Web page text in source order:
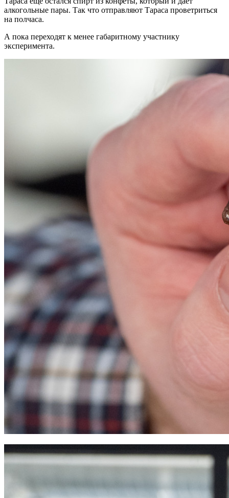
алкогольные пары. Так что отправляют Тараса проветриться
на полчаса.
А пока переходят к менее габаритному участнику
эксперимента.